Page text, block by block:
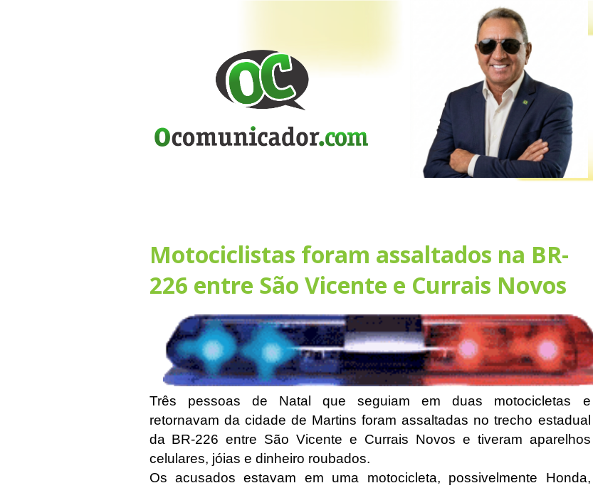
Motociclistas foram assaltados na BR-
226 entre São Vicente e Currais Novos
Três pessoas de Natal que seguiam em duas motocicletas e
retornavam da cidade de Martins foram assaltadas no trecho estadual
da BR-226 entre São Vicente e Currais Novos e tiveram aparelhos
celulares, jóias e dinheiro roubados.
Os acusados estavam em uma motocicleta, possivelmente Honda,